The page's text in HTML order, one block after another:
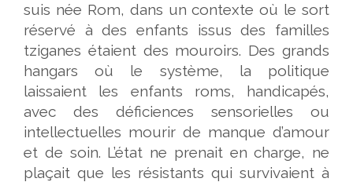
suis née Rom, dans un contexte où le sort
réservé à des enfants issus des familles
tziganes étaient des mouroirs. Des grands
hangars où le système, la politique
laissaient les enfants roms, handicapés,
avec des déficiences sensorielles ou
intellectuelles mourir de manque d’amour
et de soin. L’état ne prenait en charge, ne
plaçait que les résistants qui survivaient à